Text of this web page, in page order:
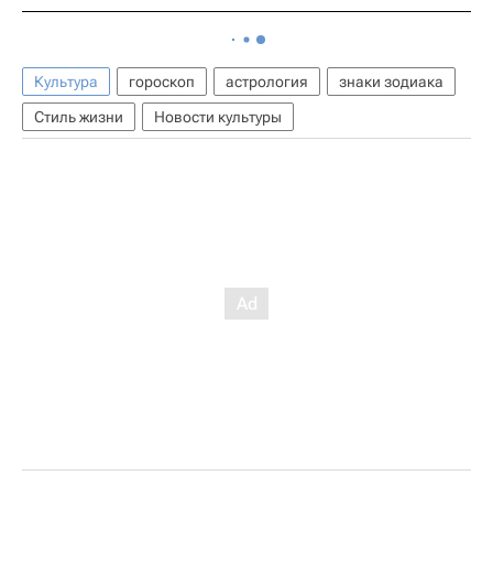
Культура гороскоп астрология
знаки зодиака
Стиль жизни
Новости культуры